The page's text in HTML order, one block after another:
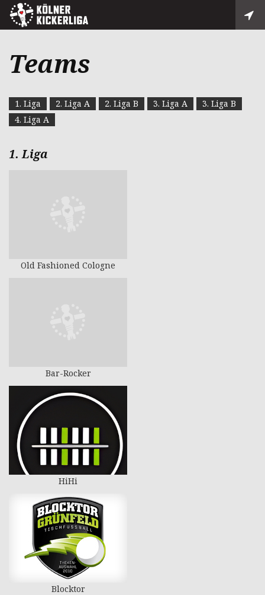
Teams
1. Liga 2. Liga A 2. Liga B 3. Liga A
3. Liga B
4. Liga A
1. Liga
Old Fashioned Cologne
Bar-Rocker
HiHi
Blocktor